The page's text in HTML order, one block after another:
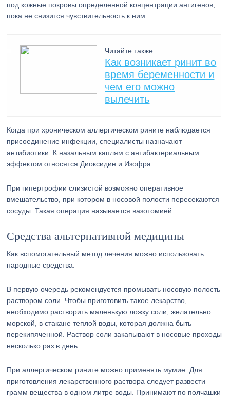
под кожные покровы определенной концентрации антигенов,
пока не снизится чувствительность к ним.
Читайте также:
Как возникает ринит во
время беременности и
чем его можно
вылечить
Когда при хроническом аллергическом рините наблюдается
присоединение инфекции, специалисты назначают
антибиотики. К назальным каплям с антибактериальным
эффектом относятся Диоксидин и Изофра.
При гипертрофии слизистой возможно оперативное
вмешательство, при котором в носовой полости пересекаются
сосуды. Такая операция называется вазотомией.
Средства альтернативной медицины
Как вспомогательный метод лечения можно использовать
народные средства.
В первую очередь рекомендуется промывать носовую полость
раствором соли. Чтобы приготовить такое лекарство,
необходимо растворить маленькую ложку соли, желательно
морской, в стакане теплой воды, которая должна быть
перекипяченной. Раствор соли закапывают в носовые проходы
несколько раз в день.
При аллергическом рините можно применять мумие. Для
приготовления лекарственного раствора следует развести
грамм вещества в одном литре воды. Принимают по полчашки